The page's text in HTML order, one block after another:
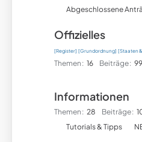
t
e
r
r
e
Abgeschlossene
Offizielles
[Register] [Grundordnung] [Staaten
Themen 16 Beiträge
Informationen
Themen 28 Beiträge
Tutorials & Tipps